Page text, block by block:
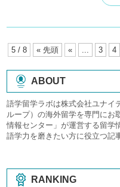
5 / 8 « 先頭 « ... 3 4
ABOUT
語学留学ラボは株式会社ユナイ
ループ）の海外留学を専門にお
情報センター」が運営する留学
語学力を磨きたい方に役立つ記
RANKING